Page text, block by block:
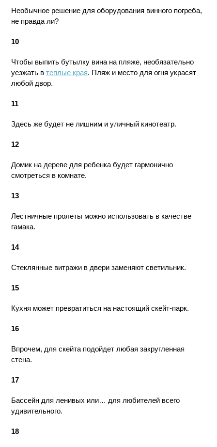
Необычное решение для оборудования винного погреба,
не правда ли?
10
Чтобы выпить бутылку вина на пляже, необязательно
уезжать в теплые края. Пляж и место для огня украсят
любой двор.
11
Здесь же будет не лишним и уличный кинотеатр.
12
Домик на дереве для ребенка будет гармонично
смотреться в комнате.
13
Лестничные пролеты можно использовать в качестве
гамака.
14
Стеклянные витражи в двери заменяют светильник.
15
Кухня может превратиться на настоящий скейт-парк.
16
Впрочем, для скейта подойдет любая закругленная
стена.
17
Бассейн для ленивых или… для любителей всего
удивительного.
18